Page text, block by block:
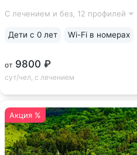
Историческое задание, дача
С лечением и без, 12 профилей
от 9800 ₽
сут/чел, с лечением
Дети с 0 лет Wi-Fi в номерах
Акция %